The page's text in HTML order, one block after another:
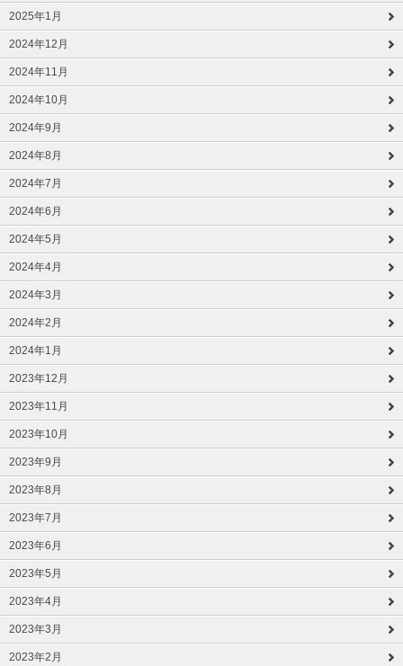
2025年1月
2024年12月
2024年11月
2024年10月
2024年9月
2024年8月
2024年7月
2024年6月
2024年5月
2024年4月
2024年3月
2024年2月
2024年1月
2023年12月
2023年11月
2023年10月
2023年9月
2023年8月
2023年7月
2023年6月
2023年5月
2023年4月
2023年3月
2023年2月